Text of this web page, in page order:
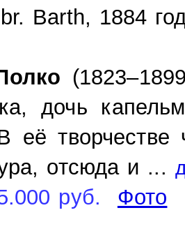
Barth, 1884
дочь
её творчестве
отсюда и ...
руб. Фото